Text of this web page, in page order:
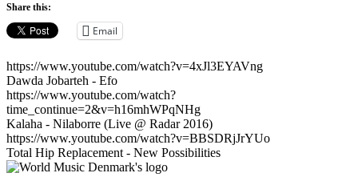
Share this:
Email
https://www.youtube.com/watch?v=4xJl3EYAVng
Dawda Jobarteh - Efo
https://www.youtube.com/watch?
time_continue=2&v=h16mhWPqNHg
Kalaha - Nilaborre (Live @ Radar 2016)
https://www.youtube.com/watch?v=BBSDRjJrYUo
Total Hip Replacement - New Possibilities